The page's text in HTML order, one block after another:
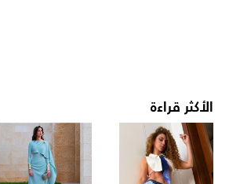
الأكثر قراءة